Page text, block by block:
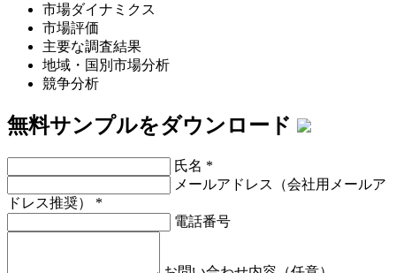
市場ダイナミクス
市場評価
主要な調査結果
地域・国別市場分析
競争分析
無料サンプルをダウンロード
氏名 *
メールアドレス（会社用メールア
ドレス推奨） *
電話番号